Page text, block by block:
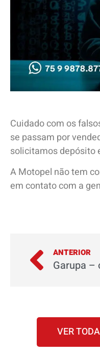
Cuidado com os
se passam por
solicitamos depósito
A Motopel não tem
em contato com a
ANTERIOR
VER